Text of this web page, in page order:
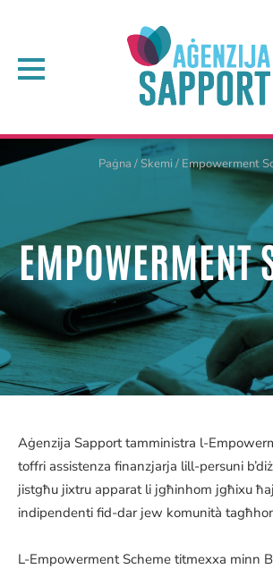
Paġna / Skemi / Empowerment
EMPOWERMENT
Aġenzija Sapport tamministra l-
toffri assistenza finanzjarja lill-persuni
jistgħu jixtru apparat li jgħinhom jgħixu
indipendenti fid-dar jew komunità
L-Empowerment Scheme titmexxa minn